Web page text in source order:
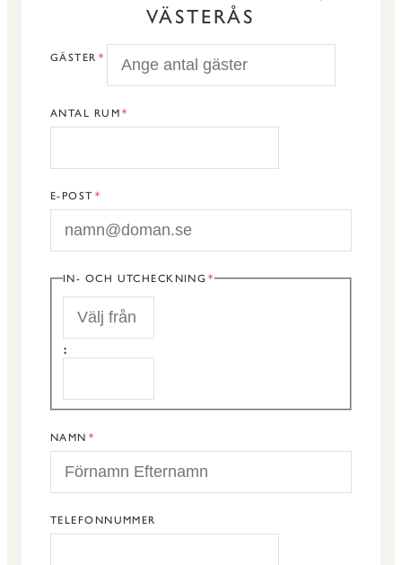
VÄSTERÅS
GÄSTER
ANTAL RUM
E-POST
IN- OCH UTCHECKNING
START
:
NAMN
TELEFONNUMMER